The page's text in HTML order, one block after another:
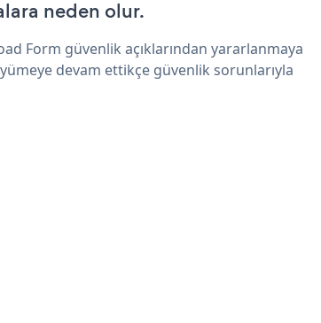
neden olur.
Form güvenlik açıklarından yararlanmaya
devam ettikçe güvenlik sorunlarıyla